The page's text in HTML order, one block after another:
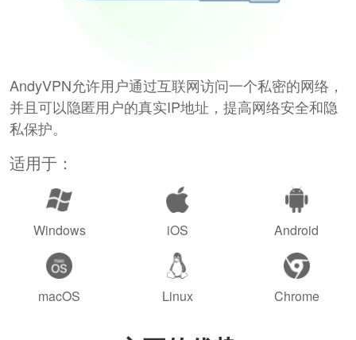
AndyVPN允许用户通过互联网访问一个私密的网络，
并且可以隐匿用户的真实IP地址，提高网络安全和隐
私保护。
适用于：
Windows iOS Android
macOS Linux Chrome